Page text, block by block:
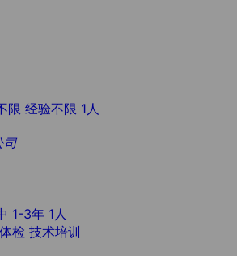
限 经验不限 1人
司
1-3年 1人
检 技术培训